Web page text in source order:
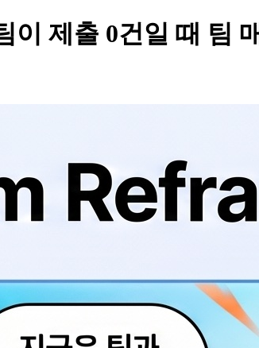
이 제출 0건일 때 팀